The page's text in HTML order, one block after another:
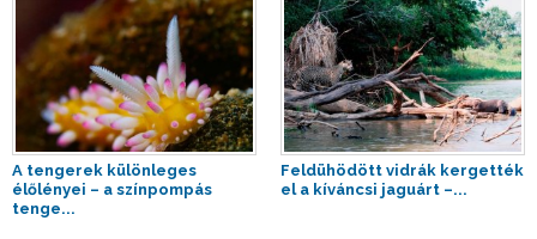
A tengerek különleges
élőlényei – a színpompás
tenge...
Feldühödött vidrák kergették
el a kíváncsi jaguárt –...